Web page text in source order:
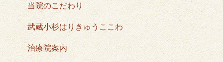
当院のこだわり
武蔵小杉はりきゅうここわ
治療院案内